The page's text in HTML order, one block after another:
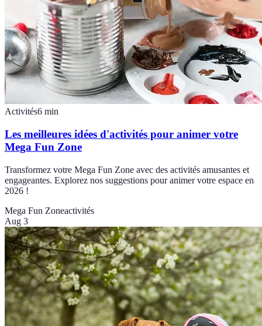
Activités6 min
Les meilleures idées d'activités pour animer votre
Mega Fun Zone
Transformez votre Mega Fun Zone avec des activités amusantes et
engageantes. Explorez nos suggestions pour animer votre espace en
2026 !
Mega Fun Zoneactivités
Aug 3